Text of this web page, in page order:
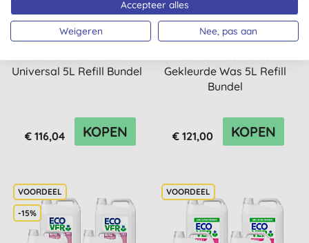
Universal 5L Refill Bundel
€ 116,04 KOPEN
Gekleurde Was 5L Refill
Bundel
€ 121,00 KOPEN
-15%
Accepteer alles
Weigeren Nee, pas aan